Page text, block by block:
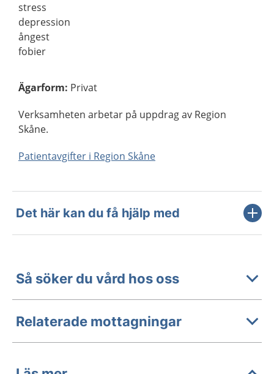
stress
depression
ångest
fobier
Ägarform: Privat
Verksamheten arbetar på uppdrag av Region
Skåne.
Patientavgifter i Region Skåne
Det här kan du få hjälp med
Så söker du vård hos oss
Relaterade mottagningar